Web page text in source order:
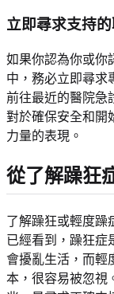
立即尋求支持
如果你認為你或你
中，務必立即尋求
前往最近的醫院急
對於確保安全和開
力量的表現。
從了解躁狂
了解躁狂或輕度躁
已經看到，躁狂症
會擾亂生活，而輕
本，很容易被忽視